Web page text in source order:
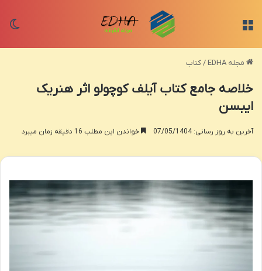
مجله EDHA /کتاب
خلاصه جامع کتاب آیلف کوچولو اثر هنریک
ایبسن
آخرین به روز رسانی: 07/05/1404 خواندن این مطلب 16 دقیقه زمان میبرد